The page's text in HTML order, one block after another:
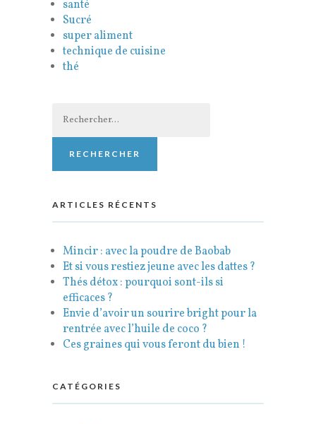
santé
Sucré
super aliment
technique de cuisine
thé
ARTICLES RÉCENTS
Mincir : avec la poudre de Baobab
Et si vous restiez jeune avec les dattes ?
Thés détox : pourquoi sont-ils si
efficaces ?
Envie d’avoir un sourire bright pour la
rentrée avec l’huile de coco ?
Ces graines qui vous feront du bien !
CATÉGORIES